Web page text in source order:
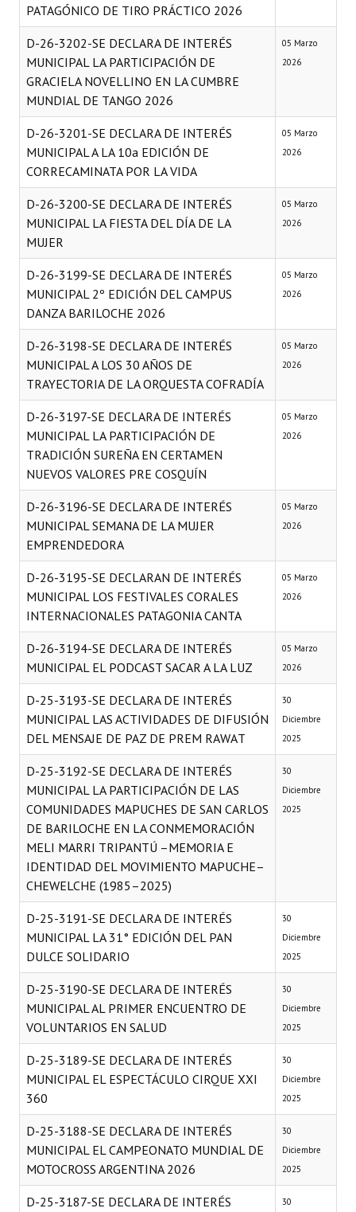
PATAGÓNICO DE TIRO PRÁCTICO 2026
D-26-3202-SE DECLARA DE INTERÉS
MUNICIPAL LA PARTICIPACIÓN DE
GRACIELA NOVELLINO EN LA CUMBRE
MUNDIAL DE TANGO 2026
05 Marzo
2026
D-26-3201-SE DECLARA DE INTERÉS
MUNICIPAL A LA 10a EDICIÓN DE
CORRECAMINATA POR LA VIDA
05 Marzo
2026
D-26-3200-SE DECLARA DE INTERÉS
MUNICIPAL LA FIESTA DEL DÍA DE LA
MUJER
05 Marzo
2026
D-26-3199-SE DECLARA DE INTERÉS
MUNICIPAL 2º EDICIÓN DEL CAMPUS
DANZA BARILOCHE 2026
05 Marzo
2026
D-26-3198-SE DECLARA DE INTERÉS
MUNICIPAL A LOS 30 AÑOS DE
TRAYECTORIA DE LA ORQUESTA COFRADÍA
05 Marzo
2026
D-26-3197-SE DECLARA DE INTERÉS
MUNICIPAL LA PARTICIPACIÓN DE
TRADICIÓN SUREÑA EN CERTAMEN
NUEVOS VALORES PRE COSQUÍN
05 Marzo
2026
D-26-3196-SE DECLARA DE INTERÉS
MUNICIPAL SEMANA DE LA MUJER
EMPRENDEDORA
05 Marzo
2026
D-26-3195-SE DECLARAN DE INTERÉS
MUNICIPAL LOS FESTIVALES CORALES
INTERNACIONALES PATAGONIA CANTA
05 Marzo
2026
D-26-3194-SE DECLARA DE INTERÉS
MUNICIPAL EL PODCAST SACAR A LA LUZ
05 Marzo
2026
D-25-3193-SE DECLARA DE INTERÉS
MUNICIPAL LAS ACTIVIDADES DE DIFUSIÓN
DEL MENSAJE DE PAZ DE PREM RAWAТ
30
Diciembre
2025
D-25-3192-SE DECLARA DE INTERÉS
MUNICIPAL LA PARTICIPACIÓN DE LAS
COMUNIDADES MAPUCHES DE SAN CARLOS
DE BARILOCHE EN LA CONMEMORACIÓN
MELI MARRI TRIPANTÚ –MEMORIA E
IDENTIDAD DEL MOVIMIENTO MAPUCHE–
CHEWELCHE (1985–2025)
30
Diciembre
2025
D-25-3191-SE DECLARA DE INTERÉS
MUNICIPAL LA 31° EDICIÓN DEL PAN
DULCE SOLIDARIO
30
Diciembre
2025
D-25-3190-SE DECLARA DE INTERÉS
MUNICIPAL AL PRIMER ENCUENTRO DE
VOLUNTARIOS EN SALUD
30
Diciembre
2025
D-25-3189-SE DECLARA DE INTERÉS
MUNICIPAL EL ESPECTÁCULO CIRQUE XXI
360
30
Diciembre
2025
D-25-3188-SE DECLARA DE INTERÉS
MUNICIPAL EL CAMPEONATO MUNDIAL DE
MOTOCROSS ARGENTINA 2026
30
Diciembre
2025
D-25-3187-SE DECLARA DE INTERÉS 30